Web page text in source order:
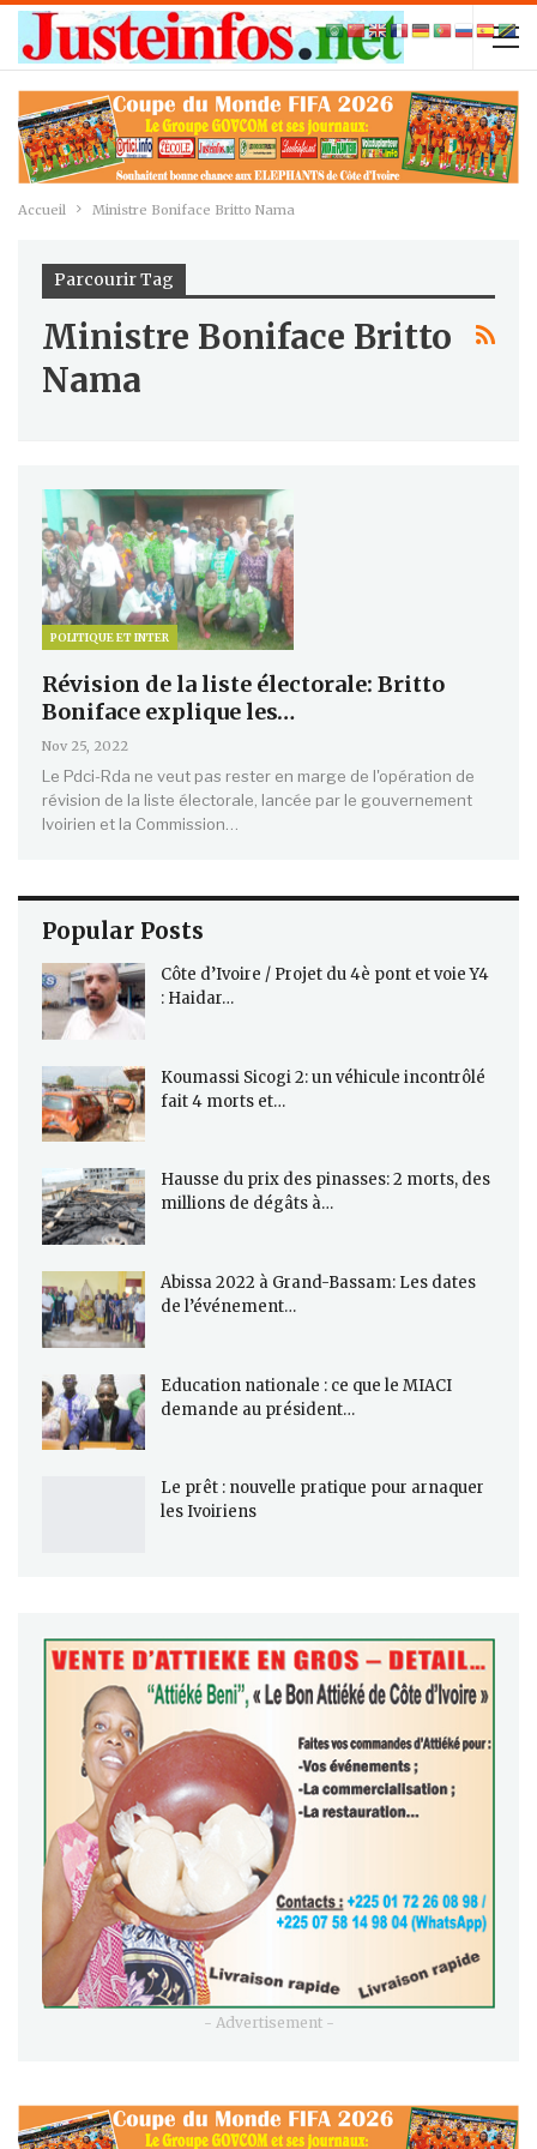
Accueil Ministre Boniface Britto Nama
Parcourir Tag
Ministre Boniface Britto
Nama
POLITIQUE ET INTER
Révision de la liste électorale: Britto
Boniface explique les…
Nov 25, 2022
Le Pdci-Rda ne veut pas rester en marge de l'opération de
révision de la liste électorale, lancée par le gouvernement
Ivoirien et la Commission…
Popular Posts
Côte d’Ivoire / Projet du 4è pont et voie Y4
: Haidar…
Koumassi Sicogi 2: un véhicule incontrôlé
fait 4 morts et…
Hausse du prix des pinasses: 2 morts, des
millions de dégâts à…
Abissa 2022 à Grand-Bassam: Les dates
de l’événement…
Education nationale : ce que le MIACI
demande au président…
Le prêt : nouvelle pratique pour arnaquer
les Ivoiriens
- Advertisement -